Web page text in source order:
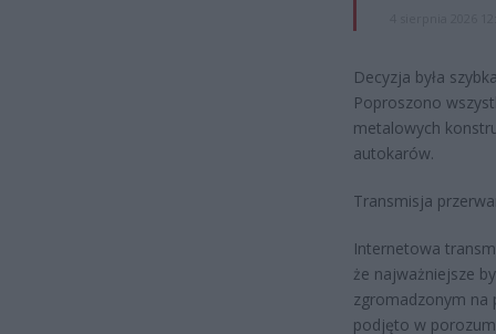
Decyzja była
Poproszono
metalowych
autokarów.
Transmisja
Internetowa
że najważniejsze
zgromadzonym na
podjęto w